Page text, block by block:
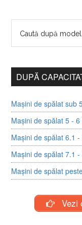
DUPĂ
Mașini de spălat sub
Mașini de spălat 5 - 6
Mașini de spălat 6.1 -
Mașini de spălat 7.1 -
Mașini de spălat
Vezi